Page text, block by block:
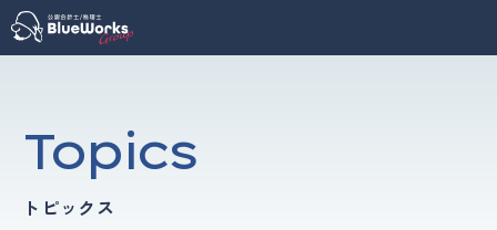
Topics
トピックス